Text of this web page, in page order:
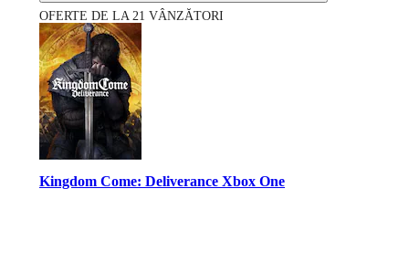
OFERTE DE LA 21 VÂNZĂTORI
Kingdom Come: Deliverance Xbox One